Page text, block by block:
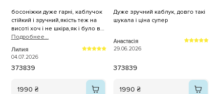
босоніжки дуже гарні, каблучок
стійкий і зручний,якість теж на
висоті хоч і не шкіра,як і було в
описі сказано.Все прийшло дуже
швидко.Дуже вам
вдячна.Рекомендую, не
Подробнее...
Лилия
04.07.2026
373839
1990 ₴
Дуже зручний каблук, довго такі
шукала і ціна супер
Анастасія
29.06.2026
373839
1990 ₴